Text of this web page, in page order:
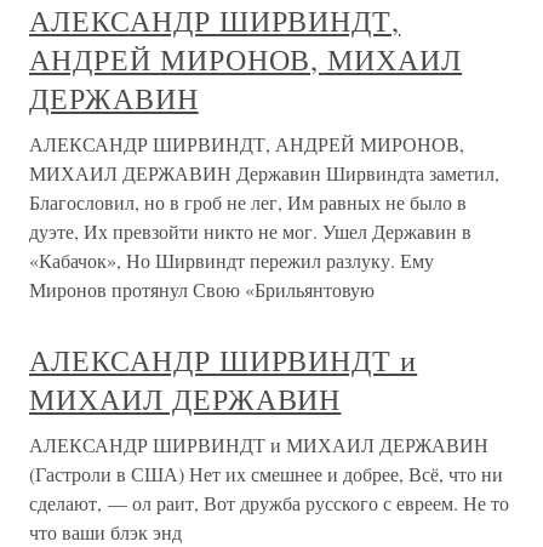
АЛЕКСАНДР ШИРВИНДТ,
АНДРЕЙ МИРОНОВ, МИХАИЛ
ДЕРЖАВИН
АЛЕКСАНДР ШИРВИНДТ, АНДРЕЙ МИРОНОВ,
МИХАИЛ ДЕРЖАВИН Державин Ширвиндта заметил,
Благословил, но в гроб не лег, Им равных не было в
дуэте, Их превзойти никто не мог. Ушел Державин в
«Кабачок», Но Ширвиндт пережил разлуку. Ему
Миронов протянул Свою «Брильянтовую
АЛЕКСАНДР ШИРВИНДТ и
МИХАИЛ ДЕРЖАВИН
АЛЕКСАНДР ШИРВИНДТ и МИХАИЛ ДЕРЖАВИН
(Гастроли в США) Нет их смешнее и добрее, Всё, что ни
сделают, — ол раит, Вот дружба русского с евреем. Не то
что ваши блэк энд